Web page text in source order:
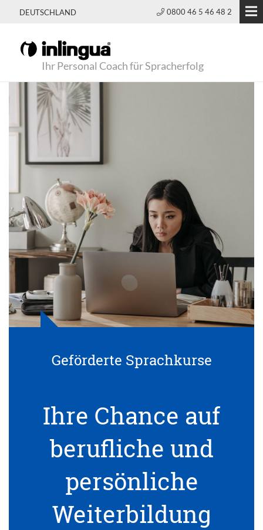
DEUTSCHLAND 0800 46 5 46 48 2
Ihr Personal Coach für Spracherfolg
Geförderte Sprachkurse
Ihre Chance auf
berufliche und
persönliche
Weiterbildung